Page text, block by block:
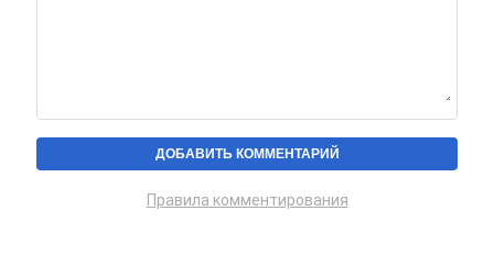
Правила комментирования